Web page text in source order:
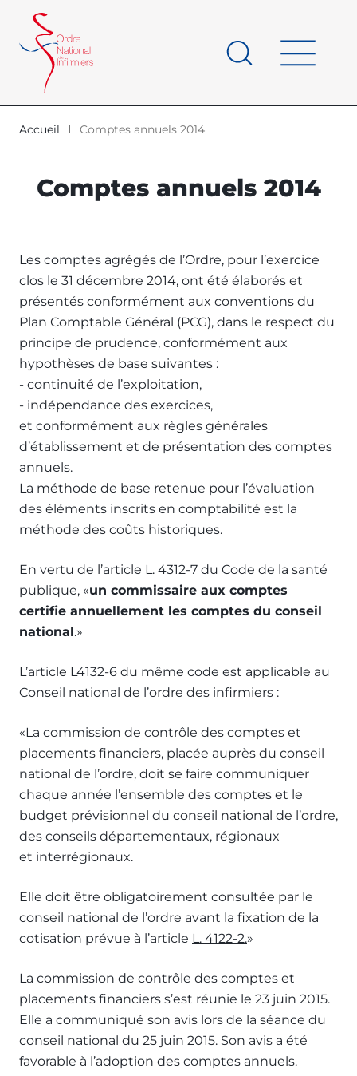
contenu
principal
d'Ariane
Accueil Comptes annuels 2014
Comptes annuels 2014
Les comptes agrégés de l’Ordre, pour l’exercice
clos le 31 décembre 2014, ont été élaborés et
présentés conformément aux conventions du
Plan Comptable Général (PCG), dans le respect du
principe de prudence, conformément aux
hypothèses de base suivantes :
- continuité de l’exploitation,
- indépendance des exercices,
et conformément aux règles générales
d’établissement et de présentation des comptes
annuels.
La méthode de base retenue pour l’évaluation
des éléments inscrits en comptabilité est la
méthode des coûts historiques.
En vertu de l’article L. 4312-7 du Code de la santé
publique, «un commissaire aux comptes
certifie annuellement les comptes du conseil
national.»
L’article L4132-6 du même code est applicable au
Conseil national de l’ordre des infirmiers :
«La commission de contrôle des comptes et
placements financiers, placée auprès du conseil
national de l’ordre, doit se faire communiquer
chaque année l’ensemble des comptes et le
budget prévisionnel du conseil national de l’ordre,
des conseils départementaux, régionaux
et interrégionaux.
Elle doit être obligatoirement consultée par le
conseil national de l’ordre avant la fixation de la
cotisation prévue à l’article L. 4122-2.»
La commission de contrôle des comptes et
placements financiers s’est réunie le 23 juin 2015.
Elle a communiqué son avis lors de la séance du
conseil national du 25 juin 2015. Son avis a été
favorable à l’adoption des comptes annuels.
page
Panneau de gestion des cookies